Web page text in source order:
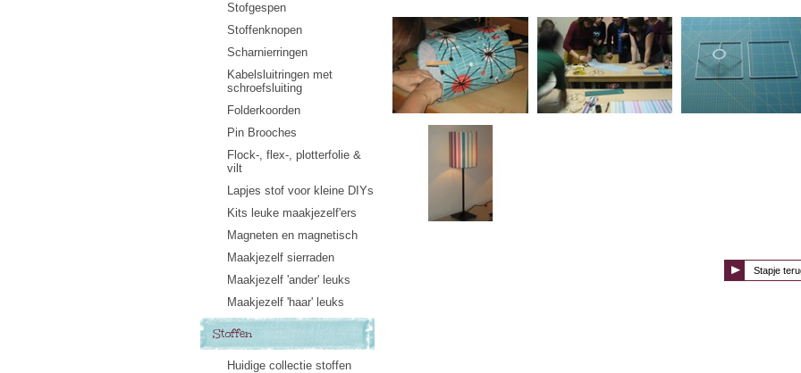
Stofgespen
Stoffenknopen
Scharnierringen
Kabelsluitringen met
schroefsluiting
Folderkoorden
Pin Brooches
Flock-, flex-, plotterfolie &
vilt
Lapjes stof voor kleine DIYs
Kits leuke maakjezelf'ers
Magneten en magnetisch
Maakjezelf sierraden
Maakjezelf 'ander' leuks
Maakjezelf 'haar' leuks
Stoffen
Huidige collectie stoffen
Stapje